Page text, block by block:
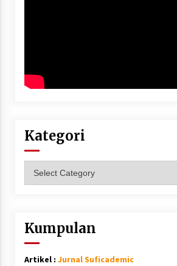
Kategori
Kumpulan
Artikel : Jurnal Suficademic